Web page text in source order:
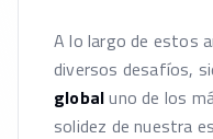
A lo largo de estos
diversos desafíos,
globaluno de los
solidez de nuestra